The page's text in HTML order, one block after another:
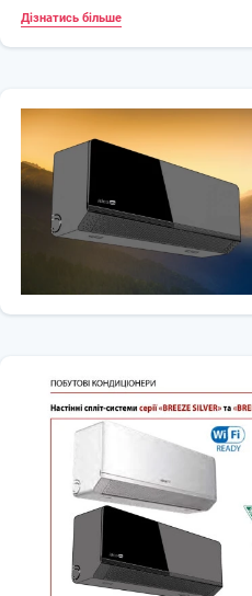
Silence
Технологія 180° -градусного
перетворення - керуюча напруга
(усувається ступенчатость
У порівнянні з стандартним
надає наступні переваги:
Можливість роботи при більш
напруги і частоти струму.
Велику енергоефективність та
Більш м'який старт, нижче шум і
Нічний режим
Режим активується з ПДУ і
умов для спокійного і глибокого
циклу зі зміною заданих
установки мінімального рівня
електроенергії. Після чого
заданому значенню.
Керування за допомогою Wi-Fi
Кондиціонери можуть
який дозволяє користувачеві,
керувати кондиціонером зі
точки світу.
Дізнатись більше